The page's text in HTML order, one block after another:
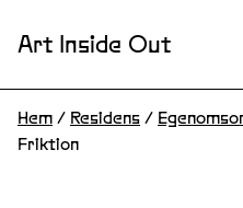
Art Inside Out
Hem / Residens /
Friktion